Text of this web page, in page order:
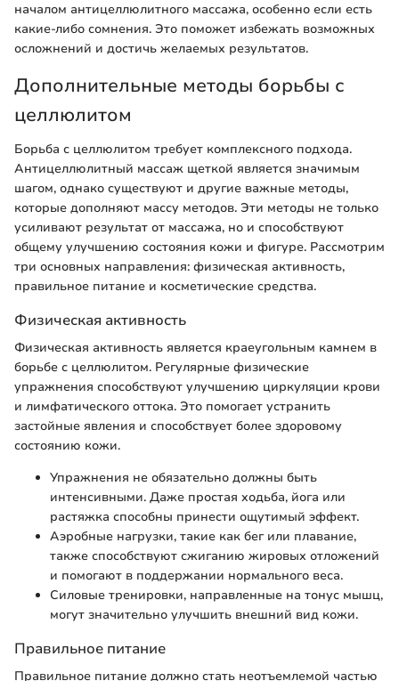
началом антицеллюлитного массажа, особенно если есть
какие-либо сомнения. Это поможет избежать возможных
осложнений и достичь желаемых результатов.
Дополнительные методы борьбы с
целлюлитом
Борьба с целлюлитом требует комплексного подхода.
Антицеллюлитный массаж щеткой является значимым
шагом, однако существуют и другие важные методы,
которые дополняют массу методов. Эти методы не только
усиливают результат от массажа, но и способствуют
общему улучшению состояния кожи и фигуре. Рассмотрим
три основных направления: физическая активность,
правильное питание и косметические средства.
Физическая активность
Физическая активность является краеугольным камнем в
борьбе с целлюлитом. Регулярные физические
упражнения способствуют улучшению циркуляции крови
и лимфатического оттока. Это помогает устранить
застойные явления и способствует более здоровому
состоянию кожи.
Упражнения не обязательно должны быть
интенсивными. Даже простая ходьба, йога или
растяжка способны принести ощутимый эффект.
Аэробные нагрузки, такие как бег или плавание,
также способствуют сжиганию жировых отложений
и помогают в поддержании нормального веса.
Силовые тренировки, направленные на тонус мышц,
могут значительно улучшить внешний вид кожи.
Правильное питание
Правильное питание должно стать неотъемлемой частью